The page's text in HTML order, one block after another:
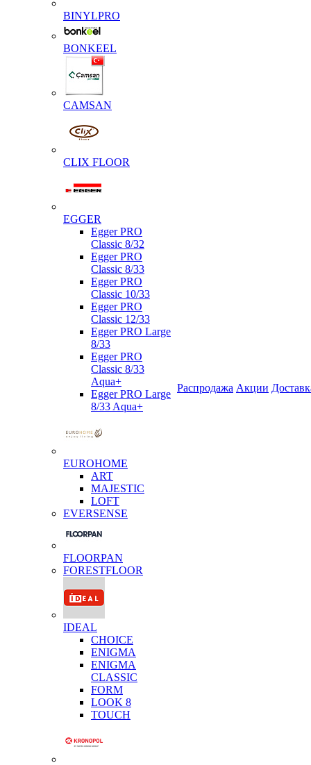
BINYLPRO
BONKEEL
CAMSAN
CLIX FLOOR
EGGER
Egger PRO
Classic 8/32
Egger PRO
Classic 8/33
Egger PRO
Classic 10/33
Egger PRO
Classic 12/33
Egger PRO Large
8/33
Egger PRO
Classic 8/33
Aqua+
Egger PRO Large
8/33 Aqua+
EUROHOME
ART
MAJESTIC
LOFT
EVERSENSE
FLOORPAN
FORESTFLOOR
IDEAL
CHOICE
ENIGMA
ENIGMA
CLASSIC
FORM
LOOK 8
TOUCH
Распродажа Акции